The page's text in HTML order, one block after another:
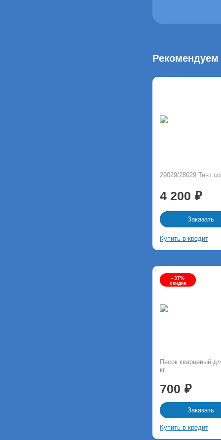
Рекомендуем
29029/28029 Тент
4 200
Заказать
Купить в кредит
- 37%
скидка
Песок кварцевый
кг
700
Заказать
Купить в кредит